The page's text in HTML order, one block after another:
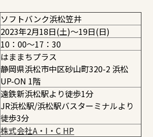
ソフトバンク浜松笠井
2023年2月18日(土)～19日(日)
10：00～17：30
はままちプラス
静岡県浜松市中区砂山町320-2 浜松
UP-ON 1階
遠鉄新浜松駅より徒歩1分
JR浜松駅/浜松駅バスターミナルより
徒歩3分
株式会社A・I・C HP